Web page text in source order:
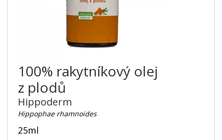
100% rakytníkový olej
z plodů
Hippoderm
Hippophae rhamnoides
25ml